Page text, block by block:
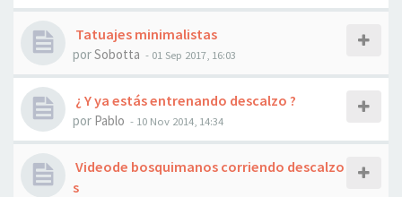
Tatuajes minimalistas
porSobotta - 01 Sep 2017, 16:03
¿ Y ya estás entrenando descalzo ?
por Pablo - 10 Nov 2014, 14:34
Videode bosquimanos corriendo descalzo
s